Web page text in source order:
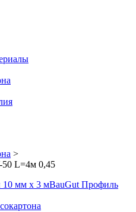
>
L=4м 0,45
10 мм х 3 мBauGut Профиль